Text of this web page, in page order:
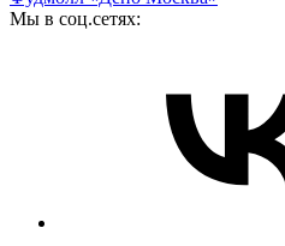
Мы в соц.сетях: